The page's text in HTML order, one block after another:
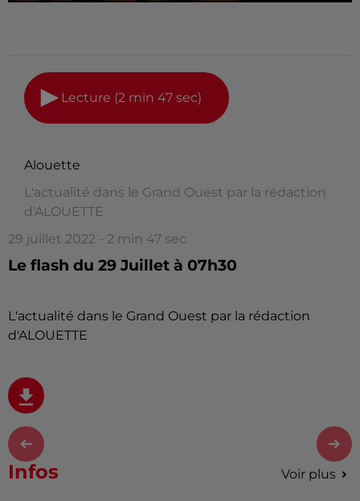
Lecture (2 min 47 sec)
Alouette
L'actualité dans le Grand Ouest par la rédaction
d'ALOUETTE
29 juillet 2022 - 2 min 47 sec
Le flash du 29 Juillet à 07h30
L'actualité dans le Grand Ouest par la rédaction
d'ALOUETTE
Infos Voir plus